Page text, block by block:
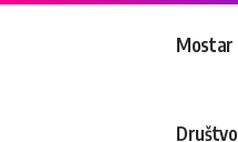
Mostar
Društvo